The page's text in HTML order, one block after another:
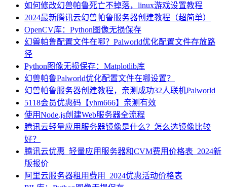
如何修改幻兽帕鲁死亡不掉落，linux游戏设置教程
2024最新腾讯云幻兽帕鲁服务器创建教程（超简单）
OpenCV库：Python图像无损保存
幻兽帕鲁配置文件在哪？Palworld优化配置文件存放路
径
Python图像无损保存：Matplotlib库
幻兽帕鲁Palworld优化配置文件在哪设置？
幻兽帕鲁服务器创建教程，亲测成功32人联机Palworld
5118会员优惠码【yhm666】亲测有效
使用Node.js创建Web服务器全流程
腾讯云轻量应用服务器镜像是什么？怎么选镜像比较
好？
腾讯云优惠_轻量应用服务器和CVM费用价格表_2024新
版报价
阿里云服务器租用费用_2024优惠活动价格表